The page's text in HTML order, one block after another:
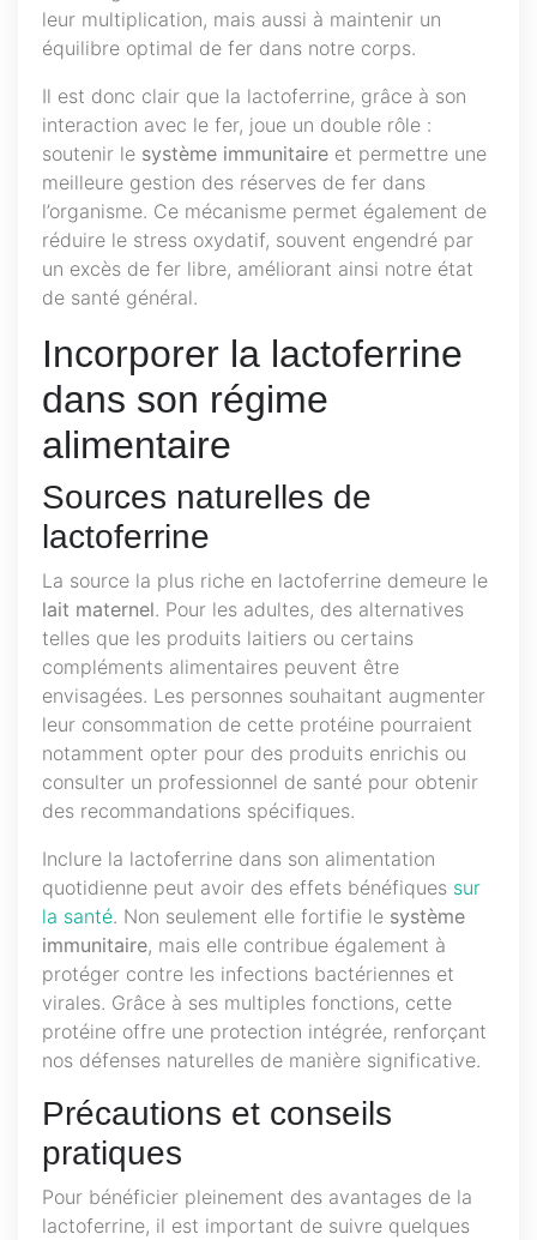
leur multiplication, mais aussi à maintenir un
équilibre optimal de fer dans notre corps.
Il est donc clair que la lactoferrine, grâce à son
interaction avec le fer, joue un double rôle :
soutenir le système immunitaire et permettre une
meilleure gestion des réserves de fer dans
l’organisme. Ce mécanisme permet également de
réduire le stress oxydatif, souvent engendré par
un excès de fer libre, améliorant ainsi notre état
de santé général.
Incorporer la lactoferrine
dans son régime
alimentaire
Sources naturelles de
lactoferrine
La source la plus riche en lactoferrine demeure le
lait maternel. Pour les adultes, des alternatives
telles que les produits laitiers ou certains
compléments alimentaires peuvent être
envisagées. Les personnes souhaitant augmenter
leur consommation de cette protéine pourraient
notamment opter pour des produits enrichis ou
consulter un professionnel de santé pour obtenir
des recommandations spécifiques.
Inclure la lactoferrine dans son alimentation
quotidienne peut avoir des effets bénéfiques sur
la santé. Non seulement elle fortifie le système
immunitaire, mais elle contribue également à
protéger contre les infections bactériennes et
virales. Grâce à ses multiples fonctions, cette
protéine offre une protection intégrée, renforçant
nos défenses naturelles de manière significative.
Précautions et conseils
pratiques
Pour bénéficier pleinement des avantages de la
lactoferrine, il est important de suivre quelques